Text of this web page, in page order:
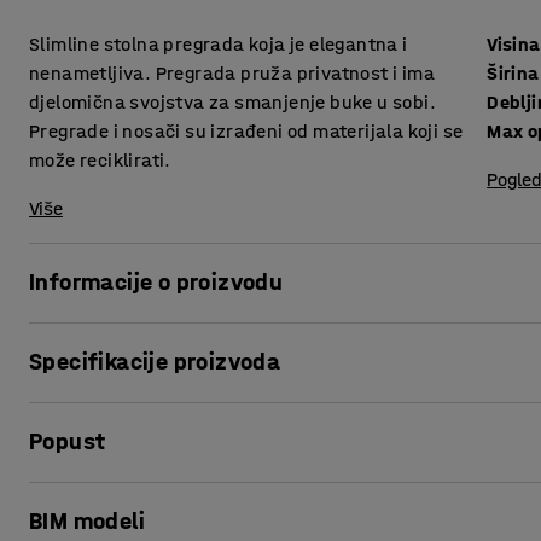
Slimline stolna pregrada koja je elegantna i
nenametljiva. Pregrada pruža privatnost i ima
djelomična svojstva za smanjenje buke u sobi.
Pregrade i nosači su izrađeni od materijala koji se
može reciklirati.
Više
Visina
Širina
Max
Informacije o proizvodu
buku u sobi. Dizajn je jednostavan u toplim tonovima koji
Montirajte stolne pregrade s jedne strane, dvije ili tri
Kombinirajte ih sa podnim pregradama i akustičnim
Specifikacije proizvoda
Širina: 1600
Boja pregrada
Popust
Ispis stranice
BIM modeli